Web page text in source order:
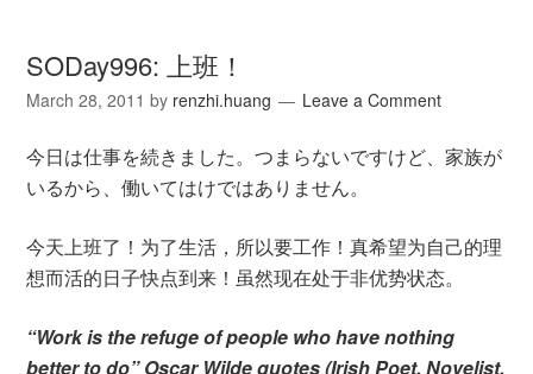
SODay996: 上班！
March 28, 2011 by renzhi.huang Leave a Comment
今日は仕事を続きました。つまらないですけど、家族が
いるから、働いてはけではありません。
今天上班了！为了生活，所以要工作！真希望为自己的理
想而活的日子快点到来！虽然现在处于非优势状态。
“Work is the refuge of people who have nothing
better to do” Oscar Wilde quotes (Irish Poet, Novelist,